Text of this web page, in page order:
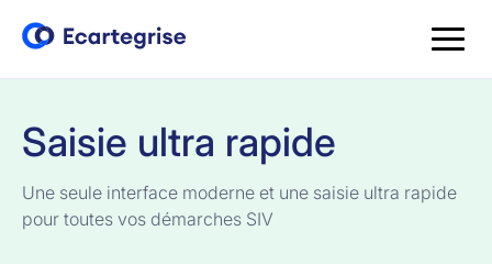
Saisie ultra rapide
Une seule interface moderne et une saisie ultra rapide
pour toutes vos démarches SIV